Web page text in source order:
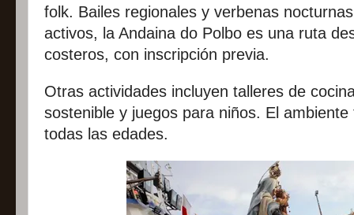
folk. Bailes regionales y verbenas
activos, la Andaina do Polbo es una ruta
costeros, con inscripción previa.
Otras actividades incluyen talleres de
sostenible y juegos para niños. El
todas las edades.